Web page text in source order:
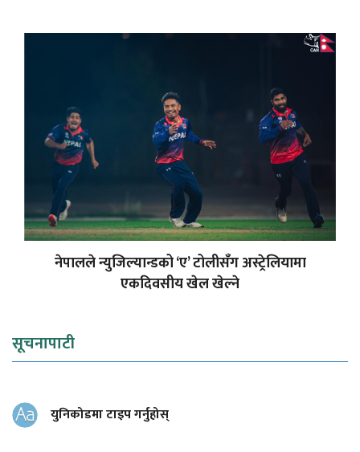
नेपालले न्युजिल्यान्डको ‘ए’ टोलीसँग अस्ट्रेलियामा
एकदिवसीय खेल खेल्ने
सूचनापाटी
युनिकोडमा टाइप गर्नुहोस्